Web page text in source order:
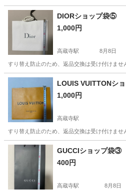
愛知 瀬戸市 その他
DIORショップ袋⑤
1,000円
高蔵寺駅 8月8日
すり替え防止のため、返品交換は受け付けま
愛知 春日井市 ラッピ
LOUIS VUITTON
1,000円
高蔵寺駅
すり替え防止のため、返品交換は受け付けま
愛知 春日井市 ラッピン
GUCCIショップ袋③
400円
高蔵寺駅 8月8日